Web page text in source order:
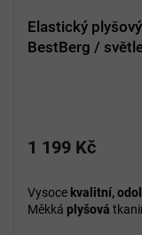
Elastický
BestBerg /
1 199 Kč
Vysoce kvalitní,
Měkká plyšová